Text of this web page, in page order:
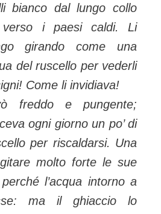
bianco dal lungo collo
verso i paesi caldi. Li
girando come una
del ruscello per vederli
Come li invidiava!
freddo e pungente;
ogni giorno un po’ di
per riscaldarsi. Una
molto forte le sue
l’acqua intorno a
ma il ghiaccio lo